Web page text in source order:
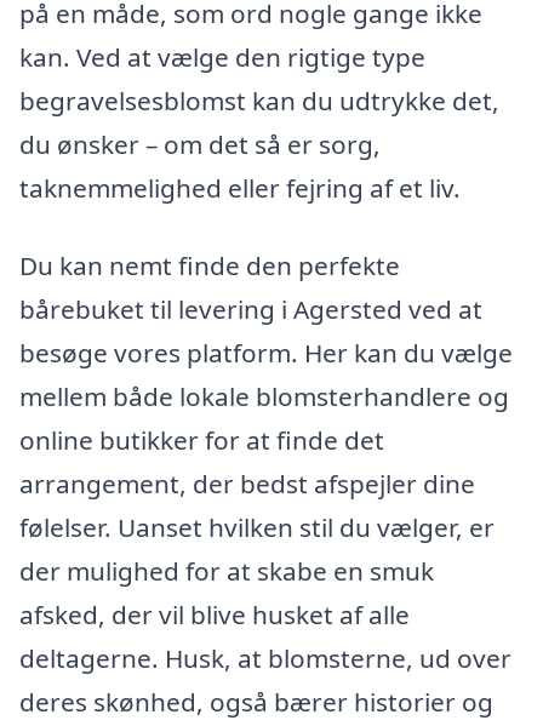
på en måde, som ord nogle gange ikke
kan. Ved at vælge den rigtige type
begravelsesblomst kan du udtrykke det,
du ønsker – om det så er sorg,
taknemmelighed eller fejring af et liv.
Du kan nemt finde den perfekte
bårebuket til levering i Agersted ved at
besøge vores platform. Her kan du vælge
mellem både lokale blomsterhandlere og
online butikker for at finde det
arrangement, der bedst afspejler dine
følelser. Uanset hvilken stil du vælger, er
der mulighed for at skabe en smuk
afsked, der vil blive husket af alle
deltagerne. Husk, at blomsterne, ud over
deres skønhed, også bærer historier og